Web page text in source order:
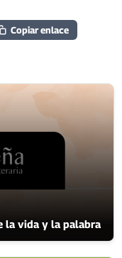
Copiar enlace
la vida y la palabra